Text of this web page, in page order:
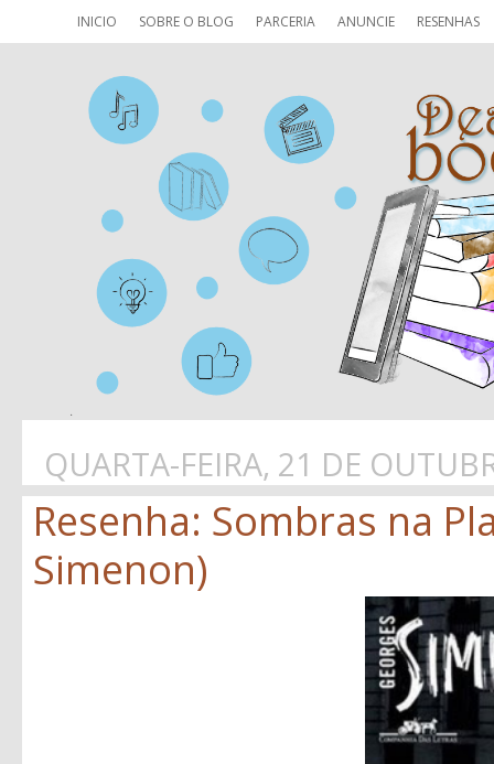
INICIO SOBRE O BLOG PARCERIA ANUNCIE RESENHAS
QUARTA-FEIRA, 21 DE
Resenha: Sombras na
Simenon)